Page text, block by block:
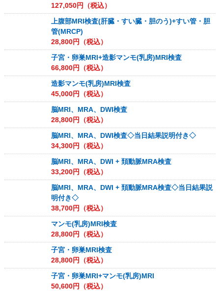
127,050円（税込）
上腹部MRI検査(肝臓・すい臓・胆のう)+すい管・胆
管(MRCP)
28,800円（税込）
子宮・卵巣MRI+造影マンモ(乳房)MRI検査
66,800円（税込）
造影マンモ(乳房)MRI検査
45,000円（税込）
脳MRI、MRA、DWI検査
28,800円（税込）
脳MRI、MRA、DWI検査◇当日結果説明付き◇
34,300円（税込）
脳MRI、MRA、DWI + 頚動脈MRA検査
33,200円（税込）
脳MRI、MRA、DWI + 頚動脈MRA検査◇当日結果説
明付き◇
38,700円（税込）
マンモ(乳房)MRI検査
28,800円（税込）
子宮・卵巣MRI検査
28,800円（税込）
子宮・卵巣MRI+マンモ(乳房)MRI
50,600円（税込）